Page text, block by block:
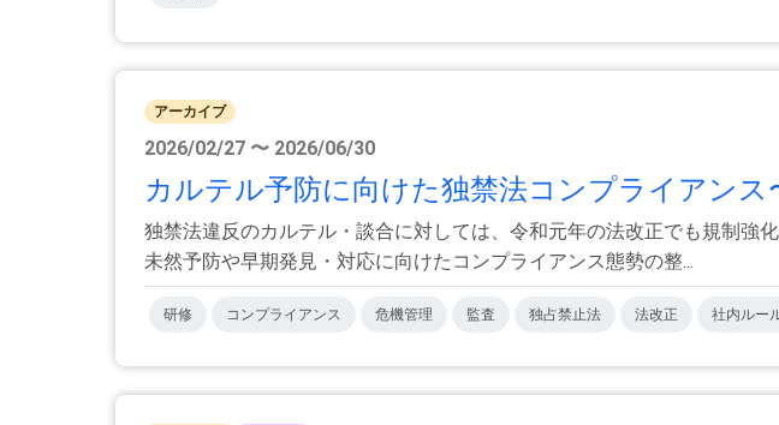
アーカイブ
2026/02/27 〜 2026/06/30
カルテル予防に向けた独禁法コンプライアンス
独禁法違反のカルテル・談合に対しては、令和元年の法改正でも規制強
未然予防や早期発見・対応に向けたコンプライアンス態勢の整...
研修 コンプライアンス 危機管理 監査 独占禁止法 法改正 社内ルー